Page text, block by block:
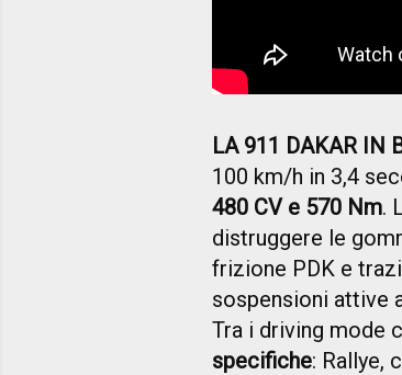
LA 911 DAKAR IN
100 km/h in 3,4
480 CV e 570 Nm.
distruggere le
frizione PDK e
sospensioni attive
Tra i driving mode
specifiche: Rallye,